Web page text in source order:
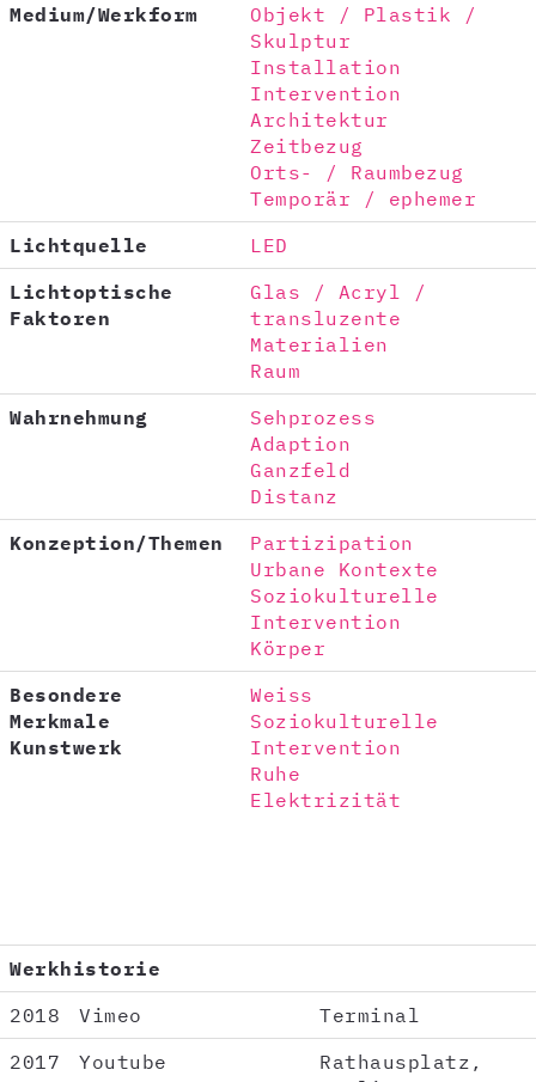
Medium/Werkform
Objekt / Plastik /
Skulptur
Installation
Intervention
Architektur
Zeitbezug
Orts- / Raumbezug
Temporär / ephemer
Lichtquelle
LED
Lichtoptische
Faktoren
Glas / Acryl /
transluzente
Materialien
Raum
Wahrnehmung
Sehprozess
Adaption
Ganzfeld
Distanz
Konzeption/Themen
Partizipation
Urbane Kontexte
Soziokulturelle
Intervention
Körper
Besondere
Merkmale
Kunstwerk
Weiss
Soziokulturelle
Intervention
Ruhe
Elektrizität
Werkhistorie
2018
Vimeo
Terminal
2017
Youtube
Rathausplatz,